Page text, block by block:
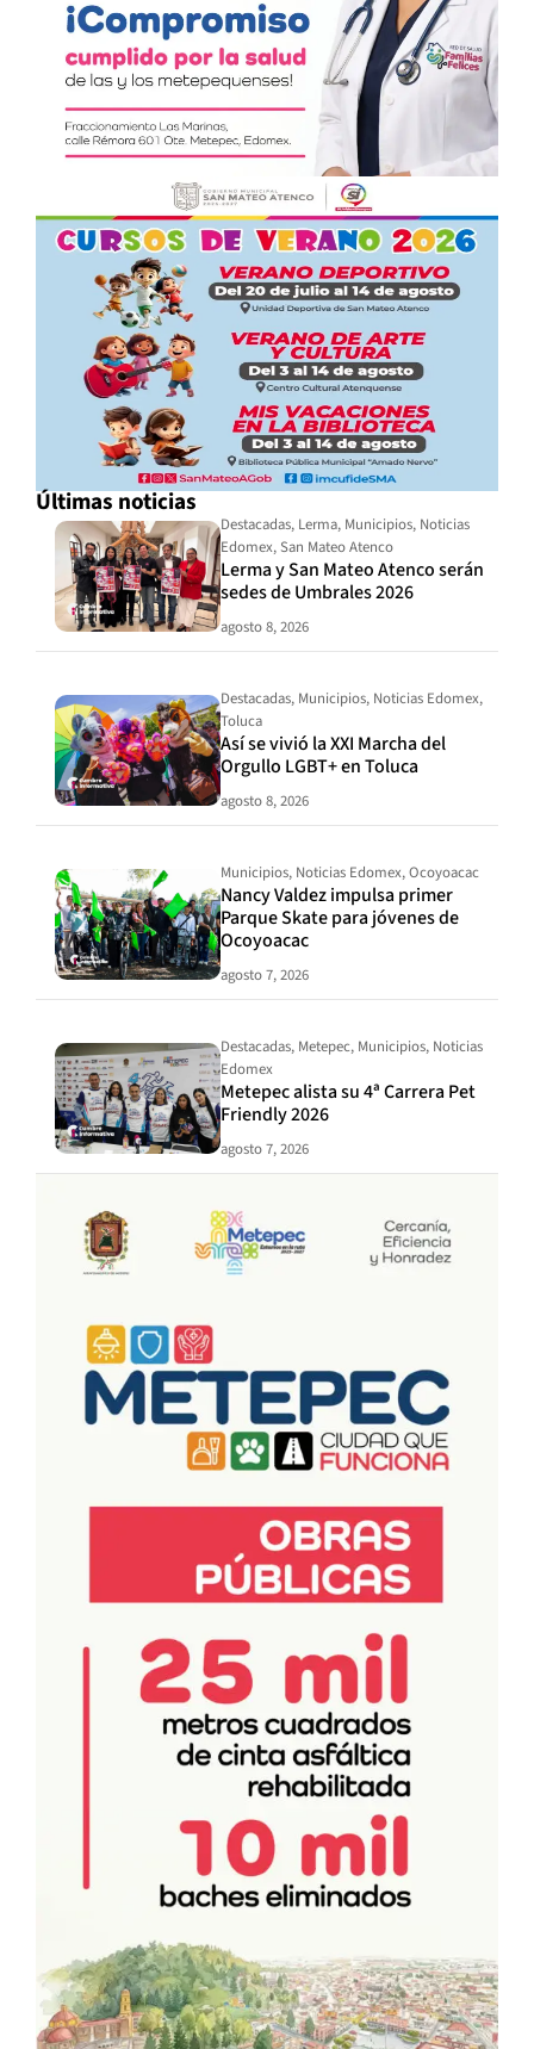
Últimas noticias
Destacadas, Lerma, Municipios, Noticias
Edomex,San Mateo Atenco
Lerma y San Mateo Atenco serán
sedes de Umbrales 2026
agosto 8, 2026
Destacadas, Municipios, Noticias Edomex,
Toluca
Así se vivió la XXI Marcha del
Orgullo LGBT+ en Toluca
agosto 8, 2026
Municipios, Noticias Edomex,Ocoyoacac
Nancy Valdez impulsa primer
Parque Skate para jóvenes de
Ocoyoacac
agosto 7, 2026
Destacadas, Metepec, Municipios, Noticias
Edomex
Metepec alista su 4ª Carrera Pet
Friendly 2026
agosto 7, 2026